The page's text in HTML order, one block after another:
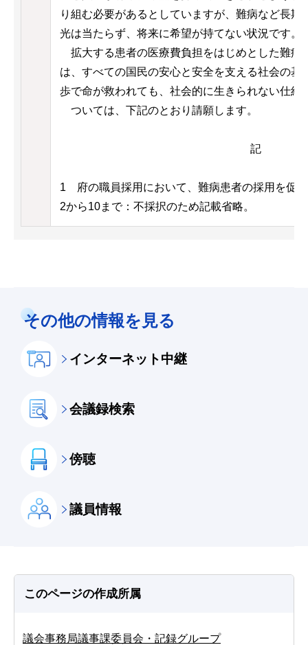
り組む必要があるとしていますが、難病など長期
光は当たらず、将来に希望が持てない状況です。
拡大する患者の医療費負担をはじめとした難病
は、すべての国民の安心と安全を支える社会の基
歩で命が救われても、社会的に生きられない仕組
ついては、下記のとおり請願します。
記
1 府の職員採用において、難病患者の採用を促
2から10まで：不採択のため記載省略。
その他の情報を見る
インターネット中継
会議録検索
傍聴
議員情報
このページの作成所属
議会事務局議事課委員会・記録グループ